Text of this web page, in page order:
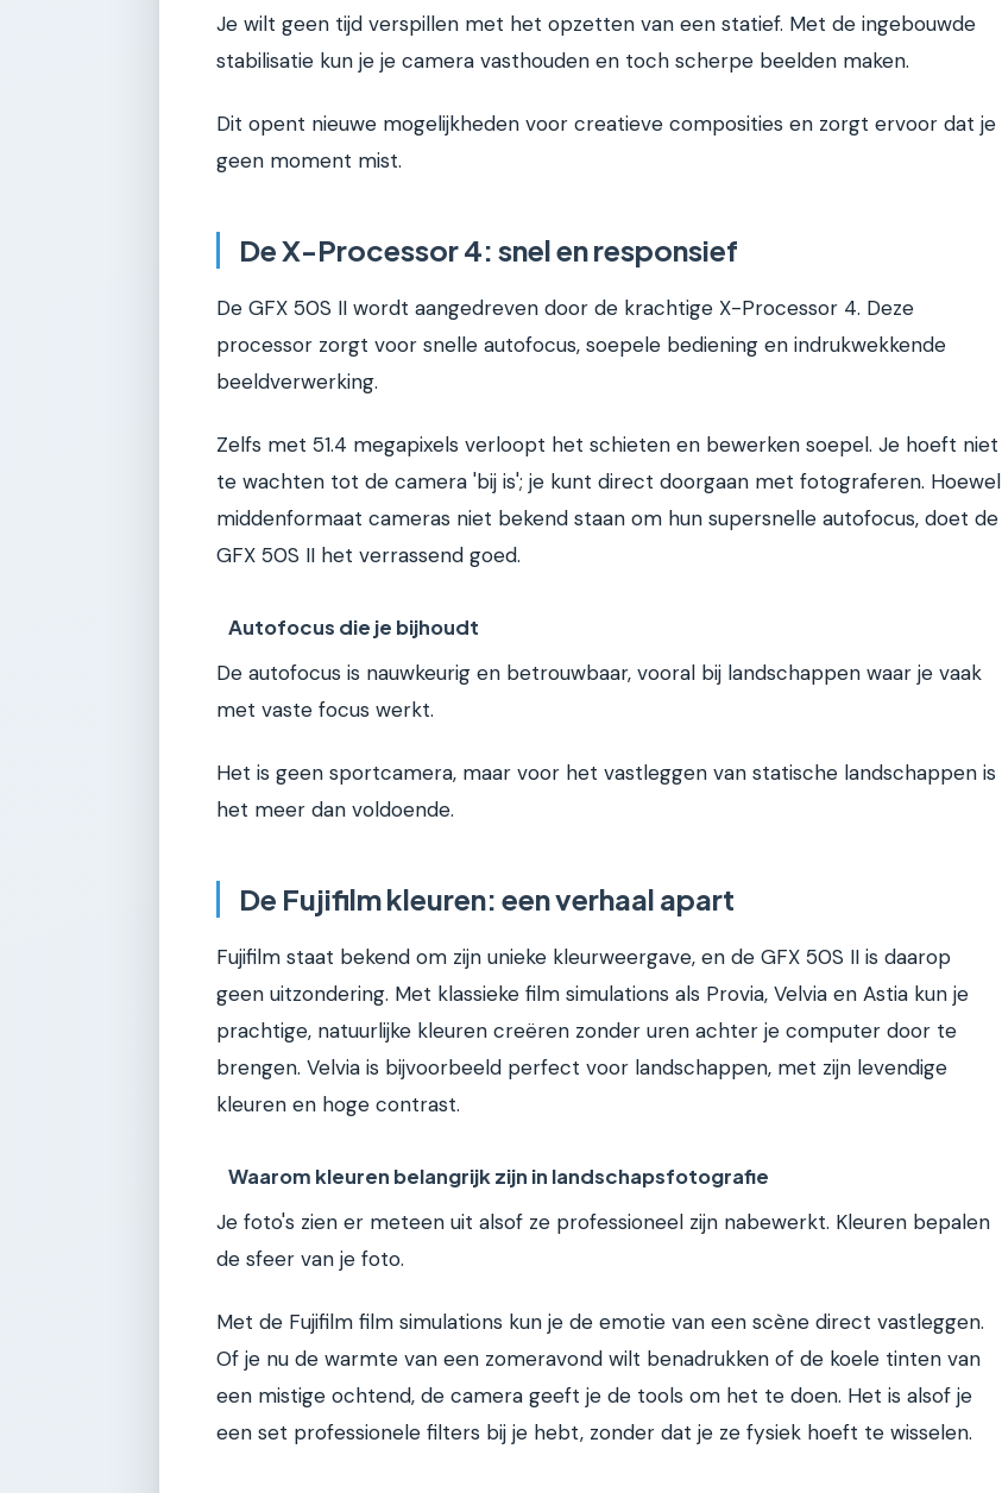
Je wilt geen tijd verspillen met het opzetten van een statief. Met de ingebouwde
stabilisatie kun je je camera vasthouden en toch scherpe beelden maken.
Dit opent nieuwe mogelijkheden voor creatieve composities en zorgt ervoor dat je
geen moment mist.
De X-Processor 4: snel en responsief
De GFX 50S II wordt aangedreven door de krachtige X-Processor 4. Deze
processor zorgt voor snelle autofocus, soepele bediening en indrukwekkende
beeldverwerking.
Zelfs met 51.4 megapixels verloopt het schieten en bewerken soepel. Je hoeft niet
te wachten tot de camera 'bij is'; je kunt direct doorgaan met fotograferen. Hoewel
middenformaat cameras niet bekend staan om hun supersnelle autofocus, doet de
GFX 50S II het verrassend goed.
Autofocus die je bijhoudt
De autofocus is nauwkeurig en betrouwbaar, vooral bij landschappen waar je vaak
met vaste focus werkt.
Het is geen sportcamera, maar voor het vastleggen van statische landschappen is
het meer dan voldoende.
De Fujifilm kleuren: een verhaal apart
Fujifilm staat bekend om zijn unieke kleurweergave, en de GFX 50S II is daarop
geen uitzondering. Met klassieke film simulations als Provia, Velvia en Astia kun je
prachtige, natuurlijke kleuren creëren zonder uren achter je computer door te
brengen. Velvia is bijvoorbeeld perfect voor landschappen, met zijn levendige
kleuren en hoge contrast.
Waarom kleuren belangrijk zijn in landschapsfotografie
Je foto's zien er meteen uit alsof ze professioneel zijn nabewerkt. Kleuren bepalen
de sfeer van je foto.
Met de Fujifilm film simulations kun je de emotie van een scène direct vastleggen.
Of je nu de warmte van een zomeravond wilt benadrukken of de koele tinten van
een mistige ochtend, de camera geeft je de tools om het te doen. Het is alsof je
een set professionele filters bij je hebt, zonder dat je ze fysiek hoeft te wisselen.